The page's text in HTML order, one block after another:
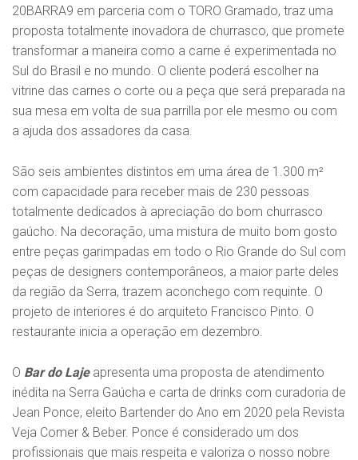
20BARRA9 em parceria com o TORO Gramado, traz uma
proposta totalmente inovadora de churrasco, que promete
transformar a maneira como a carne é experimentada no
Sul do Brasil e no mundo. O cliente poderá escolher na
vitrine das carnes o corte ou a peça que será preparada na
sua mesa em volta de sua parrilla por ele mesmo ou com
a ajuda dos assadores da casa.
São seis ambientes distintos em uma área de 1.300 m²
com capacidade para receber mais de 230 pessoas
totalmente dedicados à apreciação do bom churrasco
gaúcho. Na decoração, uma mistura de muito bom gosto
entre peças garimpadas em todo o Rio Grande do Sul com
peças de designers contemporâneos, a maior parte deles
da região da Serra, trazem aconchego com requinte. O
projeto de interiores é do arquiteto Francisco Pinto. O
restaurante inicia a operação em dezembro.
O Bar do Lajeapresenta uma proposta de atendimento
inédita na Serra Gaúcha e carta de drinks com curadoria de
Jean Ponce, eleito Bartender do Ano em 2020 pela Revista
Veja Comer & Beber. Ponce é considerado um dos
profissionais que mais respeita e valoriza o nosso nobre